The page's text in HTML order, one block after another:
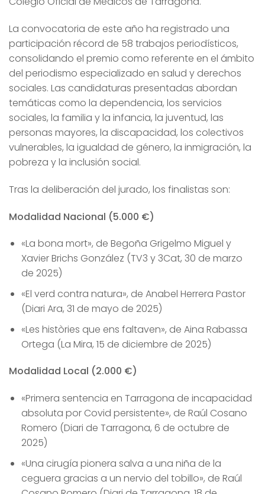
La convocatoria de este año ha registrado una
participación récord de 58 trabajos periodísticos,
consolidando el premio como referente en el ámbito
del periodismo especializado en salud y derechos
sociales. Las candidaturas presentadas abordan
temáticas como la dependencia, los servicios
sociales, la familia y la infancia, la juventud, las
personas mayores, la discapacidad, los colectivos
vulnerables, la igualdad de género, la inmigración, la
pobreza y la inclusión social.
Tras la deliberación del jurado, los finalistas son:
Modalidad Nacional (5.000 €)
«La bona mort», de Begoña Grigelmo Miguel y
Xavier Brichs González (TV3 y 3Cat, 30 de marzo
de 2025)
«El verd contra natura», de Anabel Herrera Pastor
(Diari Ara, 31 de mayo de 2025)
«Les històries que ens faltaven», de Aina Rabassa
Ortega (La Mira, 15 de diciembre de 2025)
Modalidad Local (2.000 €)
«Primera sentencia en Tarragona de incapacidad
absoluta por Covid persistente», de Raúl Cosano
Romero (Diari de Tarragona, 6 de octubre de
2025)
«Una cirugía pionera salva a una niña de la
ceguera gracias a un nervio del tobillo», de Raúl